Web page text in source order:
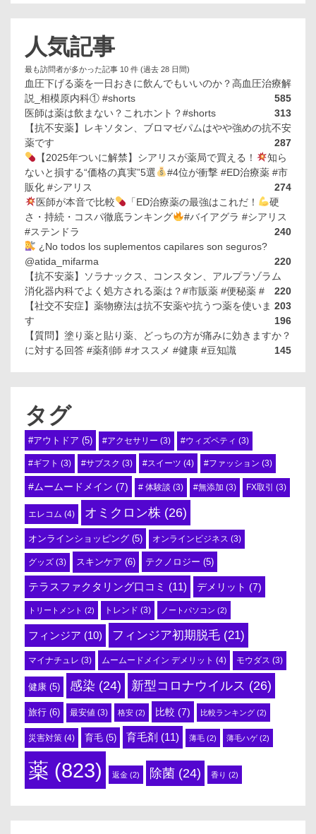
人気記事
最も訪問者が多かった記事 10 件 (過去 28 日間)
血圧下げる薬を一日おきに飲んでもいいのか？高血圧治療解
説_相模原内科① #shorts
585
医師は薬は飲まない？これホント？#shorts
313
【抗不安薬】レキソタン、ブロマゼパムはやや強めの抗不安
薬です
287
【2025年ついに解禁】シアリスが薬局で買える！
知ら
ないと損する“価格の真実”5選
#4位が衝撃 #ED治療薬 #市
販化 #シアリス
274
医師が本音で比較
「ED治療薬の最強はこれだ！
硬
さ・持続・コスパ徹底ランキング
#バイアグラ #シアリス
#ステンドラ
240
¿No todos los suplementos capilares son seguros?
@atida_mifarma
220
【抗不安薬】ソラナックス、コンスタン、アルプラゾラム
220
消化器内科でよく処方される薬は？#市販薬 #便秘薬 #
203
【社交不安症】薬物療法は抗不安薬や抗うつ薬を使いま
す
196
【質問】塗り薬と貼り薬、どっちの方が痛みに効きますか？
に対する回答 #薬剤師 #オススメ #健康 #豆知識
145
タグ
#アウトドア (5) #アクセサリー (3) #ウィズペティ (3)
#ギフト (3) #サブスク (3) #スイーツ (4) #ファッション (3)
#ムームードメイン (7) # 体験談 (3) #無添加 (3) FX取引 (3)
エレコム (4) オミクロン株 (26)
オンラインショッピング (5) オンラインビジネス (3)
グッズ (3) スキンケア (6) テクノロジー (5)
テラスファクタリング口コミ (11) デメリット (7)
トリートメント (2) トレンド (3) ノートパソコン (2)
フィンジア (10) フィンジア初期脱毛 (21)
マイナチュレ (3) ムームードメイン デメリット (4) モウダス (3)
健康 (5) 感染 (24) 新型コロナウイルス (26)
旅行 (6) 最安値 (3) 格安 (2) 比較 (7) 比較ランキング (2)
災害対策 (4) 育毛 (5) 育毛剤 (11) 薄毛 (2) 薄毛ハゲ(2)
薬 (823) 返金 (2) 除菌 (24) 香り (2)